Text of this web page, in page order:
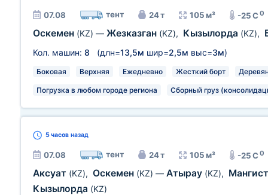
07.08 тент 24 т 105 м³ -25 C0
Оскемен (KZ) — Жезказган (KZ), Кызылорда (KZ),
Кол. машин: 8 (длн=13,5м шир=2,5м выс=3м)
Боковая Верхняя Ежедневно Жесткий борт
Погрузка в любом городе региона Сборный груз
5 часов назад
07.08 тент 24 т 105 м³ -25 C0
Аксуат (KZ), Оскемен (KZ) — Атырау (KZ),
Кызылорда (KZ)